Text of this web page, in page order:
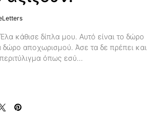
κάθισε δίπλα μου. Αυτό είναι το δώρο
δώρο αποχωρισμού. Άσε τα δε πρέπει και
όπως εσύ…